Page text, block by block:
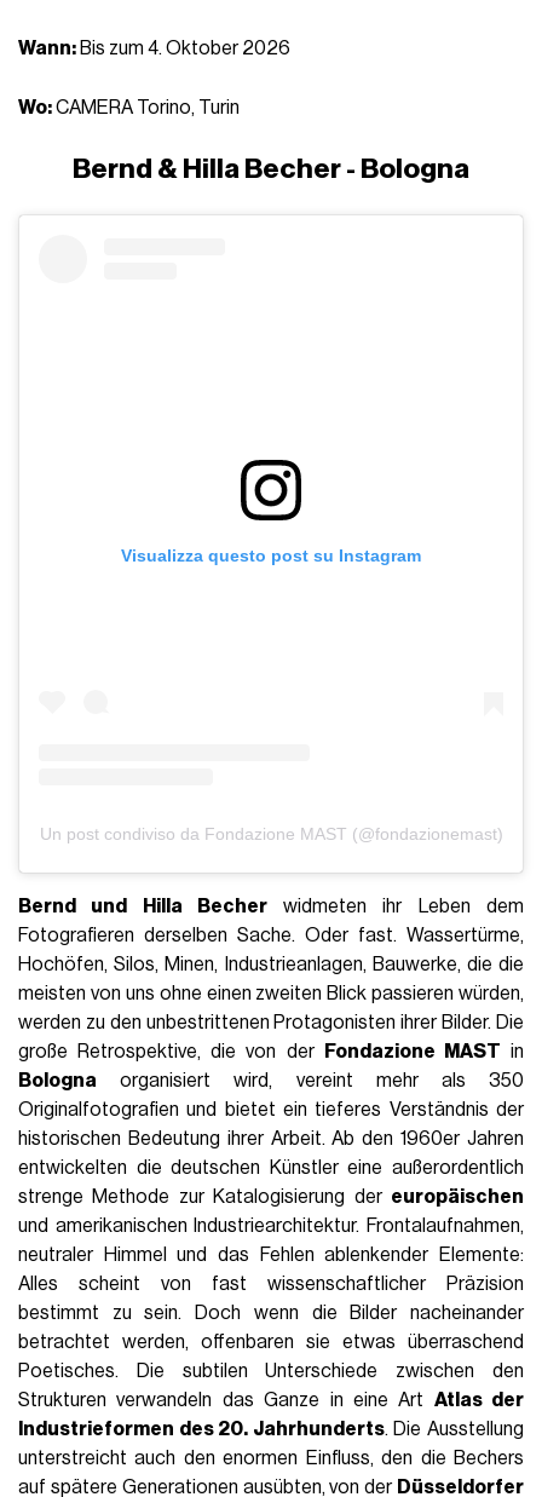
Wann: Bis zum 4. Oktober 2026
Wo:CAMERA Torino, Turin
Bernd & Hilla Becher - Bologna
Visualizza questo post su Instagram
Un post condiviso da Fondazione MAST (@fondazionemast)
Bernd und Hilla Becherwidmeten ihr Leben dem
Fotografieren derselben Sache. Oder fast. Wassertürme,
Hochöfen, Silos, Minen, Industrieanlagen, Bauwerke, die die
meisten von uns ohne einen zweiten Blick passieren würden,
werden zu den unbestrittenen Protagonisten ihrer Bilder. Die
große Retrospektive, die von der
Fondazione MAST in
Bologna organisiert wird, vereint mehr als 350
Originalfotografien und bietet ein tieferes Verständnis der
historischen Bedeutung ihrer Arbeit. Ab den 1960er Jahren
entwickelten die deutschen Künstler eine außerordentlich
strenge Methode zur Katalogisierung der europäischen
und amerikanischen Industriearchitektur. Frontalaufnahmen,
neutraler Himmel und das Fehlen ablenkender Elemente:
Alles scheint von fast wissenschaftlicher Präzision
bestimmt zu sein. Doch wenn die Bilder nacheinander
betrachtet werden, offenbaren sie etwas überraschend
Poetisches. Die subtilen Unterschiede zwischen den
Strukturen verwandeln das Ganze in eine Art Atlas der
Industrieformen des 20. Jahrhunderts. Die Ausstellung
unterstreicht auch den enormen Einfluss, den die Bechers
auf spätere Generationen ausübten, von der Düsseldorfer